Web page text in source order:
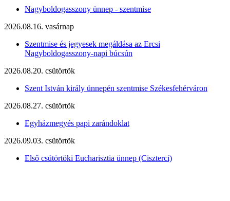
Nagyboldogasszony ünnep - szentmise
2026.08.16. vasárnap
Szentmise és jegyesek megáldása az Ercsi
Nagyboldogasszony-napi búcsún
2026.08.20. csütörtök
Szent István király ünnepén szentmise Székesfehérváron
2026.08.27. csütörtök
Egyházmegyés papi zarándoklat
2026.09.03. csütörtök
Első csütörtöki Eucharisztia ünnep (Ciszterci)